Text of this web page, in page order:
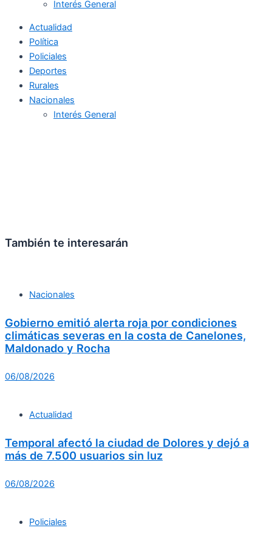
Interés General
Actualidad
Política
Policiales
Deportes
Rurales
Nacionales
Interés General
También te interesarán
Nacionales
Gobierno emitió alerta roja por condiciones
climáticas severas en la costa de Canelones,
Maldonado y Rocha
06/08/2026
Actualidad
Temporal afectó la ciudad de Dolores y dejó a
más de 7.500 usuarios sin luz
06/08/2026
Policiales